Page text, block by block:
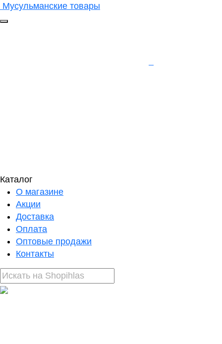
Мусульманские товары
Каталог
О магазине
Акции
Доставка
Оплата
Оптовые продажи
Контакты